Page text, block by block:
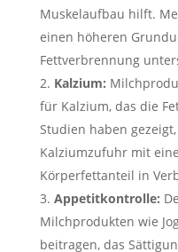
Muskelaufbau hilft.
einen höheren
Fettverbrennung
Kalzium:
für Kalzium, das die
Studien haben
Kalziumzufuhr mit
Körperfettanteil in
Appetitkontrolle:
Milchprodukten wie
beitragen, das